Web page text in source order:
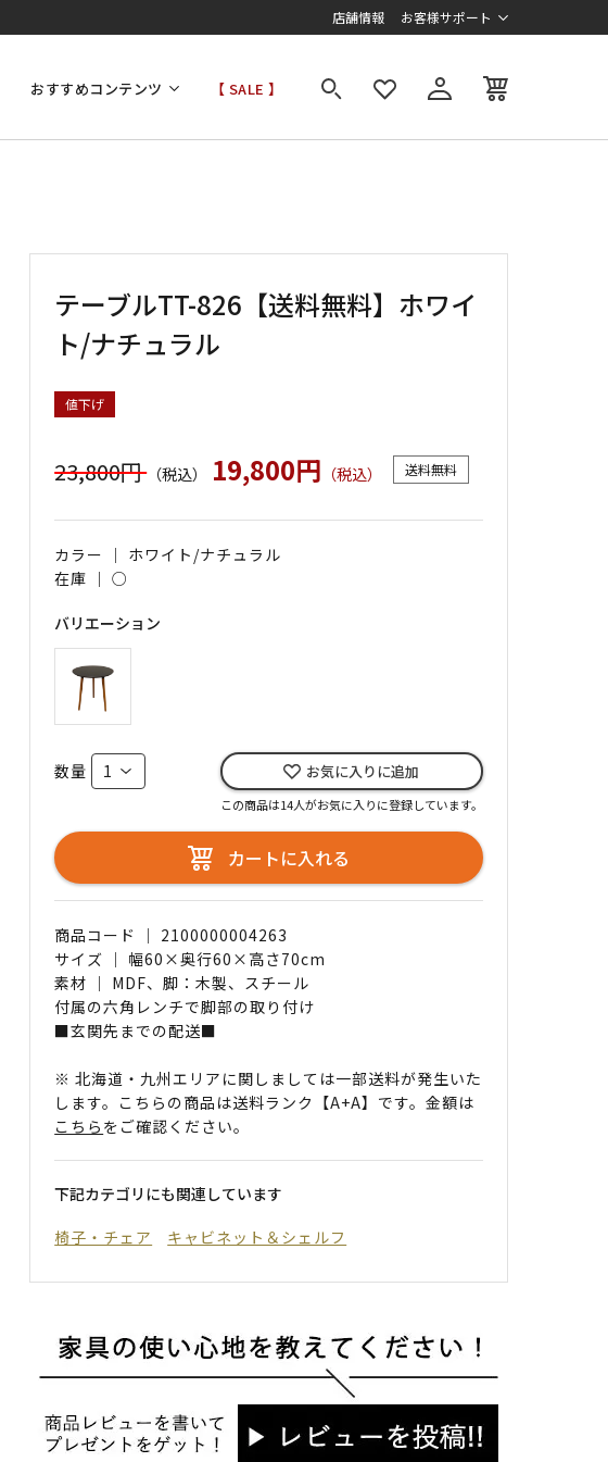
店舗情報 お客様サポート
おすすめコンテンツ 【 SALE 】
テーブルTT-826【送料無料】ホワイ
ト/ナチュラル
値下げ
23,800円（税込） 19,800円 （税込） 送料無料
カラー ｜ ホワイト/ナチュラル
在庫 ｜○
バリエーション
数量 お気に入りに追加
この商品は14人がお気に入りに登録しています。
カートに入れる
商品コード ｜ 2100000004263
サイズ ｜ 幅60×奥行60×高さ70cm
素材 ｜ MDF、脚：木製、スチール
付属の六角レンチで脚部の取り付け
■玄関先までの配送■
※ 北海道・九州エリアに関しましては一部送料が発生いた
します。こちらの商品は送料ランク【A+A】です。金額は
こちら をご確認ください。
下記カテゴリにも関連しています
椅子・チェア
キャビネット＆シェルフ